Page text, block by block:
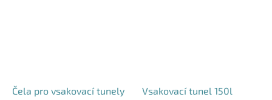
Čela pro vsakovací tunely
Vsakovací tunel 150l